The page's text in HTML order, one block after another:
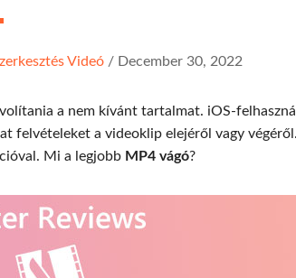
Videó/ December 30, 2022
a nem kívánt tartalmat. iOS-
felvételeket a videoklip elejéről vagy
Mi a legjobb MP4 vágó?